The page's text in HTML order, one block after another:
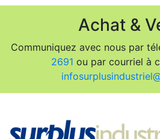
Achat &
Communiquez avec nous par
2691 ou par courriel à